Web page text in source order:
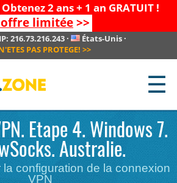
Obtenez 2 ans + 1 an GRATUIT !
limitée>>
216.73.216.243· États-Unis ·
PAS PROTEGE! >>
☰
Etape 4. Windows 7.
Australie.
configuration de la connexion
VPN